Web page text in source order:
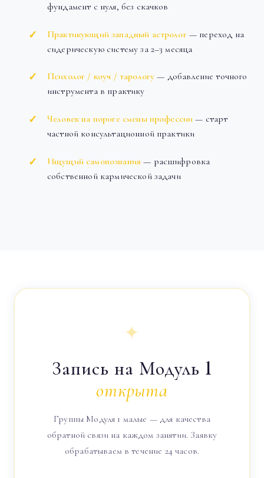
фундамент с нуля, без скачков
Практикующий западный астролог — переход на
сидерическую систему за 2–3 месяца
Психолог / коуч / тарологу — добавление точного
инструмента в практику
Человек на пороге смены профессии — старт
частной консультационной практики
Ищущий самопознания — расшифровка
собственной кармической задачи
✦
Запись на Модуль 1
открыта
Группы Модуля 1 малые — для качества
обратной связи на каждом занятии. Заявку
обрабатываем в течение 24 часов.